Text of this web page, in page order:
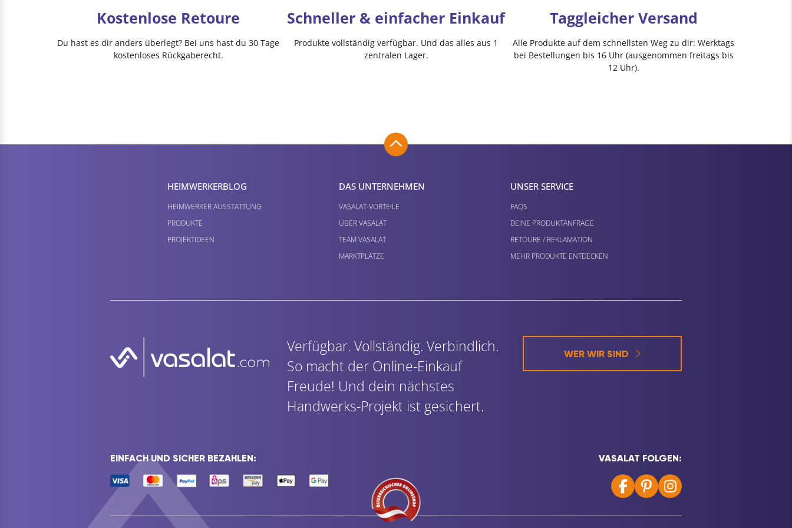
Kostenlose Retoure
Du hast es dir anders überlegt? Bei uns hast du 30 Tage
kostenloses Rückgaberecht.
Schneller & einfacher Einkauf
Produkte vollständig verfügbar. Und das alles aus 1
zentralen Lager.
Taggleicher Versand
Alle Produkte auf dem schnellsten Weg zu dir: Werktags
bei Bestellungen bis 16 Uhr (ausgenommen freitags bis
12 Uhr).
HEIMWERKER­BLOG
HEIMWERKER AUSSTATTUNG
PRODUKTE
PROJEKTIDEEN
DAS UNTERNEHMEN
VASALAT-VORTEILE
ÜBER VASALAT
TEAM VASALAT
MARKTPLÄTZE
UNSER SERVICE
FAQS
DEINE PRODUKTANFRAGE
RETOURE / REKLAMATION
MEHR PRODUKTE ENTDECKEN
Verfügbar. Vollständig. Verbindlich.
So macht der Online-Einkauf
Freude! Und dein nächstes
Handwerks-Projekt ist gesichert.
WER WIR SIND
EINFACH UND SICHER BEZAHLEN: VASALAT FOLGEN: